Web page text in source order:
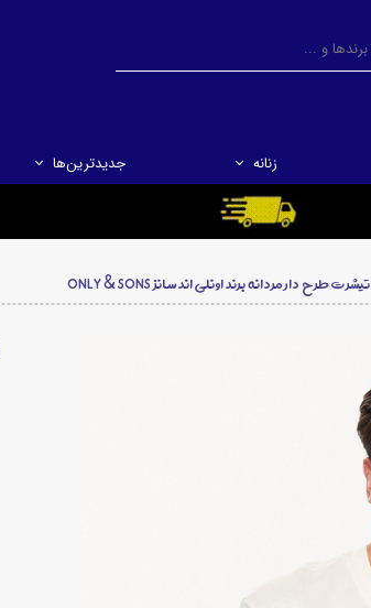
زنانه جدیدترین‌ها
تیشرت طرح دار مردانه برند اونلی اند سانز ONLY & SONS